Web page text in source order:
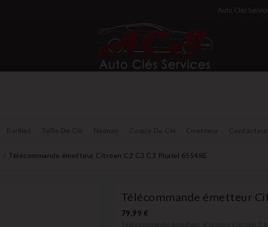
Auto Clés
Barillet Taille De Clé Neiman Coque De Clé Emetteur Contacteur
Télécommande émetteur Citroen C2 C3 C3 Pluriel 6554RE
Télécommande émetteur
79,99 €